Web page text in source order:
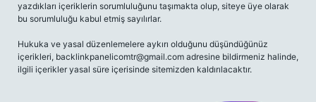
yazdıkları içeriklerin sorumluluğunu taşımakta olup, siteye üye olarak
bu sorumluluğu kabul etmiş sayılırlar.
Hukuka ve yasal düzenlemelere aykırı olduğunu düşündüğünüz
içerikleri, backlinkpanelicomtr@gmail.com adresine bildirmeniz halinde,
ilgili içerikler yasal süre içerisinde sitemizden kaldırılacaktır.